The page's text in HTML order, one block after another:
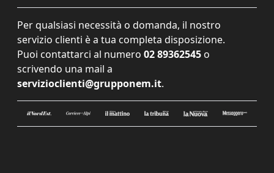
Per qualsiasi necessità o domanda, il nostro
servizio clienti è a tua completa disposizione.
Puoi contattarci al numero 02 89362545 o
scrivendo una mail a
servizioclienti@grupponem.it.